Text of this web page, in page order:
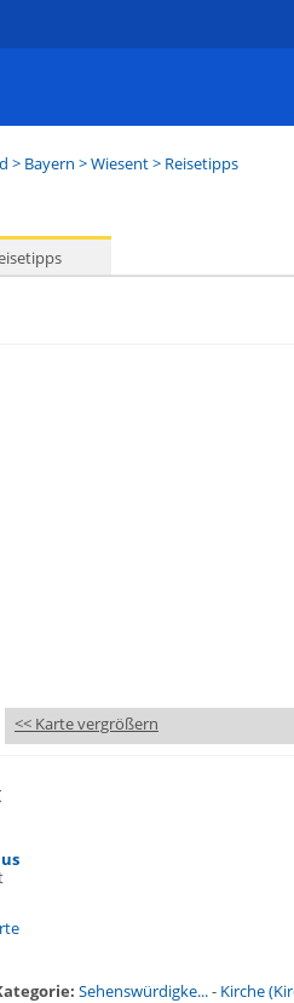
> Bayern >Wiesent> Reisetipps
<< Karte vergrößern
Sehenswürdigke...- Kirche